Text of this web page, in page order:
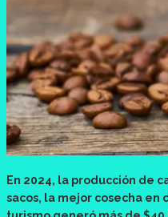
En 2024, la producción de
sacos, la mejor cosecha en